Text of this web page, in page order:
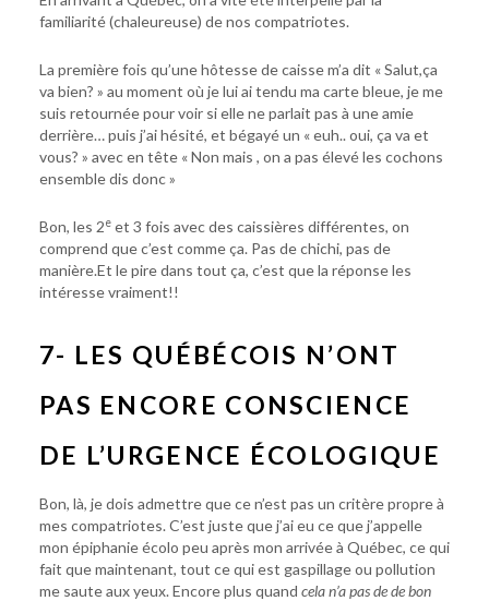
familiarité (chaleureuse) de nos compatriotes.
La première fois qu’une hôtesse de caisse m’a dit « Salut,ça
va bien? » au moment où je lui ai tendu ma carte bleue, je me
suis retournée pour voir si elle ne parlait pas à une amie
derrière… puis j’ai hésité, et bégayé un « euh.. oui, ça va et
vous? » avec en tête « Non mais , on a pas élevé les cochons
ensemble dis donc »
Bon, les 2eet 3 fois avec des caissières différentes, on
comprend que c’est comme ça. Pas de chichi, pas de
manière.Et le pire dans tout ça, c’est que la réponse les
intéresse vraiment!!
7- LES QUÉBÉCOIS N’ONT
PAS ENCORE CONSCIENCE
DE L’URGENCE ÉCOLOGIQUE
Bon, là, je dois admettre que ce n’est pas un critère propre à
mes compatriotes. C’est juste que j’ai eu ce que j’appelle
mon épiphanie écolo peu après mon arrivée à Québec, ce qui
fait que maintenant, tout ce qui est gaspillage ou pollution
me saute aux yeux. Encore plus quand cela n’a pas de de bon